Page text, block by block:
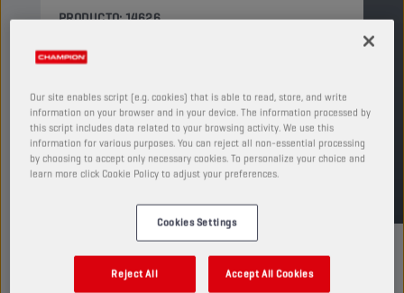
PRODUCTO: 14626
Ver tamaños y envases disponibles
ENCUENTRA UN PUNTO DE VENTA
TDS MSDS
Our site enables script (e.g. cookies) that is able to read, store, and write
information on your browser and in your device. The information processed by
this script includes data related to your browsing activity. We use this
information for various purposes. You can reject all non-essential processing
by choosing to accept only necessary cookies. To personalize your choice and
learn more click Cookie Policy to adjust your preferences.
Cookies Settings
Reject All Accept All Cookies